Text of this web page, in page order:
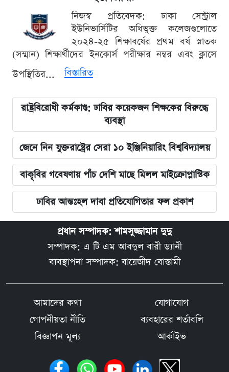
নিজস্ব প্রতিবেদক: ঢাকা সেন্ট্রাল
ইউনিভার্সিটির অধিভুক্ত কলেজগুলোতে
২০২৪-২৫ শিক্ষাবর্ষের প্রথম বর্ষ স্নাতক
(সম্মান) শিক্ষার্থীদের ইনকোর্স পরীক্ষার নম্বর এবং ক্লাসে
উপস্থিতির...
বিস্তারিত
রাষ্ট্রবিরোধী কর্মকাণ্ড: ঢাবির কয়েকজন শিক্ষকের বিরুদ্ধে
ব্যবস্থা
জেনে নিন যুক্তরাষ্ট্রের সেরা ১০ ইঞ্জিনিয়ারিং বিশ্ববিদ্যালয়
বাকৃবির গবেষণায় পাঁচ দেশি মাছে মিলল মাইক্রোপ্লাস্টিক
ঢাবির আন্তঃহল দাবা প্রতিযোগিতার ফল প্রকাশ
প্রধান সম্পাদক: শামসুজ্জামান দুদু
সম্পাদক: এ টি এম আবদুল বারী ড্যানী
ব্যবস্থাপনা সম্পাদক: বায়েজীদ বোস্তামী
আমাদের কথা
যোগাযোগ
গোপনীয়তা নীতি
ব্যবহারের শর্তাবলি
বিজ্ঞাপন মূল্য
আর্কাইভ